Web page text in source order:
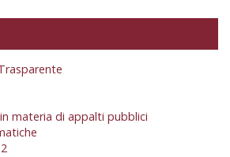
materia di appalti pubblici